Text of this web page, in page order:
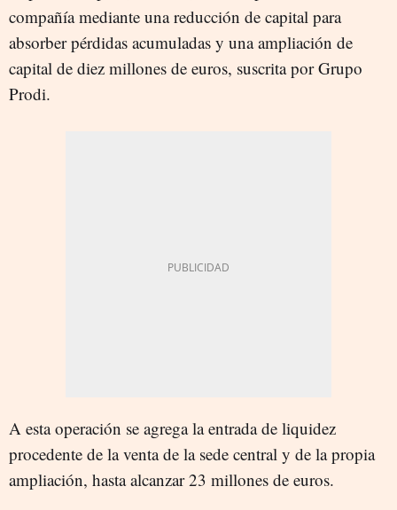
compañía mediante una reducción de capital para
absorber pérdidas acumuladas y una ampliación de
capital de diez millones de euros, suscrita por Grupo
Prodi.
A esta operación se agrega la entrada de liquidez
procedente de la venta de la sede central y de la propia
ampliación, hasta alcanzar 23 millones de euros.